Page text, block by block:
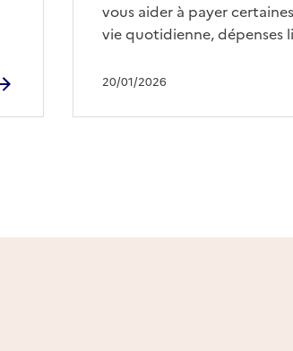
20/01/2026
vous aider à payer
vie quotidienne, dépenses